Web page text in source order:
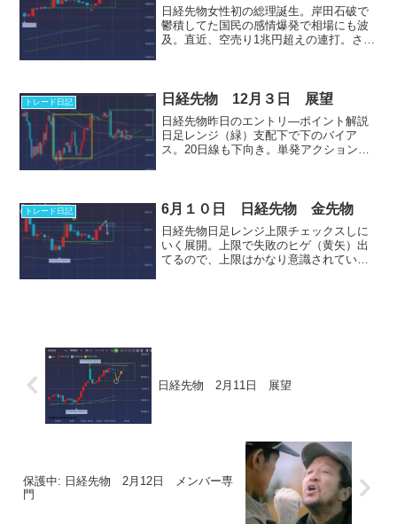
日経先物女性初の総理誕生。岸田石破で
鬱積してた国民の感情爆発で相場にも波
及。直近、空売り1兆円超えの連打。さら
視聴率みたいなもんで...
トレード日記 日経先物 12月３日 展望
日経先物昨日のエントリ―ポイント解説‎
日足レンジ（緑）支配下で下のバイア
ス。20日線も下向き。単発アクションで
ンでヒントが出る。４...
トレード日記 6月１０日 日経先物 金先物
日経先物日足レンジ上限チェックスしに
いく展開。上限で失敗のヒゲ（黄矢）出
てるので、上限はかなり意識されてい
日経先物 2月11日 展望
保護中: 日経先物 2月12日 メンバー専
門